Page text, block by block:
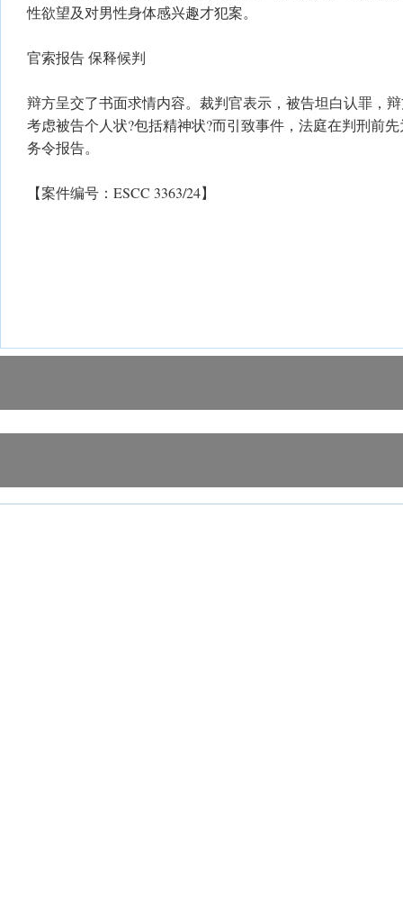
性欲望及对男性身体感兴趣才犯案。
官索报告 保释候判
辩方呈交了书面求情内容。裁判官表示，被告坦白认罪，
考虑被告个人状?包括精神状?而引致事件，法庭在判刑前
务令报告。
【案件编号：ESCC 3363/24】